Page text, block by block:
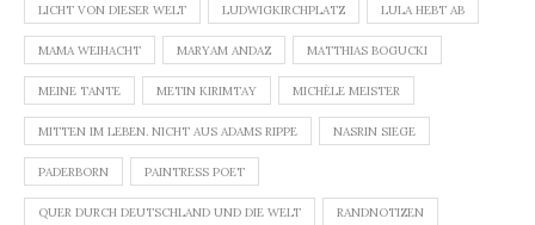
LICHT VON DIESER WELT LUDWIGKIRCHPLATZ LULA HEBT AB
MAMA WEIHACHT MARYAM ANDAZ MATTHIAS BOGUCKI
MEINE TANTE METIN KIRIMTAY MICHÈLE MEISTER
MITTEN IM LEBEN. NICHT AUS ADAMS RIPPE NASRIN SIEGE
PADERBORN PAINTRESS POET
QUER DURCH DEUTSCHLAND UND DIE WELT RANDNOTIZEN